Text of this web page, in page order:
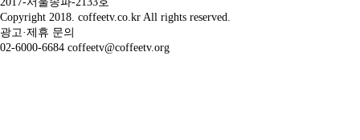
Copyright 2018. coffeetv.co.kr All rights reserved.
광고·제휴 문의
02-6000-6684 coffeetv@coffeetv.org